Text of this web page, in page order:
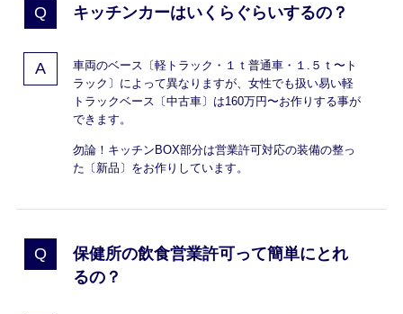
キッチンカーはいくらぐらいするの？
車両のベース〔軽トラック・１ｔ普通車・１.５ｔ〜ト
ラック〕によって異なりますが、女性でも扱い易い軽
トラックベース〔中古車〕は160万円〜お作りする事が
できます。
勿論！キッチンBOX部分は営業許可対応の装備の整っ
た〔新品〕をお作りしています。
保健所の飲食営業許可って簡単にとれ
るの？